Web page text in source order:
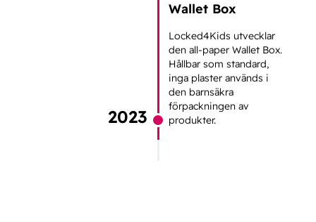
2023
Wallet Box
Locked4Kids utvecklar
den all-paper Wallet Box.
Hållbar som standard,
inga plaster används i
den barnsäkra
förpackningen av
produkter.